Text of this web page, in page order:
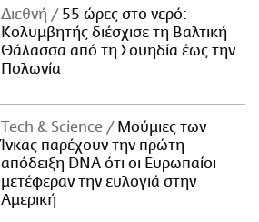
Διεθνή
55 ώρες στο νερό:
Κολυμβητής διέσχισε τη Βαλτική
Θάλασσα από τη Σουηδία έως την
Πολωνία
Τech & Science
Μούμιες των
Ίνκας παρέχουν την πρώτη
απόδειξη DNA ότι οι Ευρωπαίοι
μετέφεραν την ευλογιά στην
Αμερική